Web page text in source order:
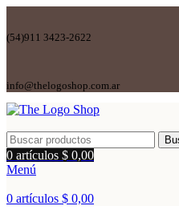
(54)911 3423-2622
info@thelogoshop.com.ar
0 artículos $ 0,00
Menú
0 artículos $ 0,00